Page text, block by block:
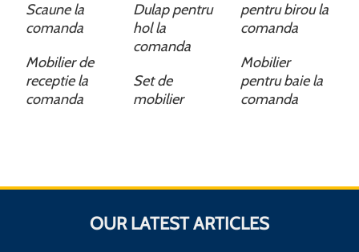
Scaune la
comanda
Mobilier de
receptie la
comanda
Dulap pentru
hol la
comanda
Set de
mobilier
pentru birou la
comanda
Mobilier
pentru baie la
comanda
OUR LATEST ARTICLES